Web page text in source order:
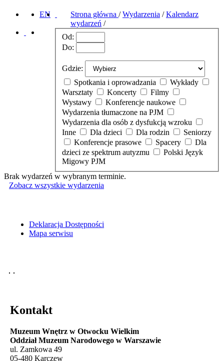
EN Strona główna / Wydarzenia /Kalendarz
wydarzeń /
Od:
Do:
Gdzie:
Spotkania i oprowadzania
Wykłady
Warsztaty
Koncerty
Filmy
Wystawy
Konferencje naukowe
Wydarzenia tłumaczone na PJM
Wydarzenia dla osób z dysfukcją wzroku
Inne
Dla dzieci Dla rodzin
Seniorzy
Konferencje prasowe
Spacery
dzieci ze spektrum autyzmu
Migowy PJM
Brak wydarzeń w wybranym terminie.
Zobacz wszystkie wydarzenia
Deklaracja Dostępności
Mapa serwisu
Kontakt
Muzeum Wnętrz w Otwocku Wielkim
Oddział Muzeum Narodowego w Warszawie
ul. Zamkowa 49
05-480 Karczew